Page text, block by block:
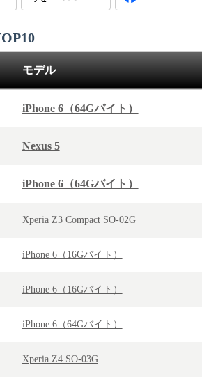
モデル
iPhone 6（64Gバイト）
Nexus 5
iPhone 6（64Gバイト）
Xperia Z3 Compact SO-02G
iPhone 6（16Gバイト）
iPhone 6（16Gバイト）
iPhone 6（64Gバイト）
Xperia Z4 SO-03G